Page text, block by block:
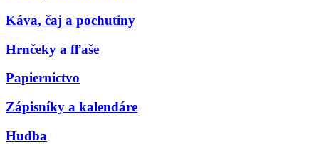
Káva, čaj a pochutiny
Hrnčeky a fľaše
Papiernictvo
Zápisníky a kalendáre
Hudba